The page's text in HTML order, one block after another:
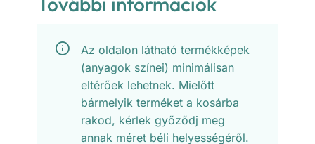
Az oldalon látható termékképek
(anyagok színei) minimálisan
eltérőek lehetnek. Mielőtt
bármelyik terméket a kosárba
rakod, kérlek győződj meg
annak méret béli helyességéről.